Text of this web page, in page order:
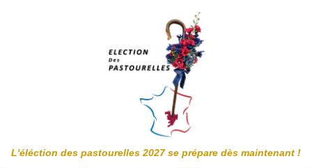
L'éléction des pastourelles 2027 se prépare dès maintenant !